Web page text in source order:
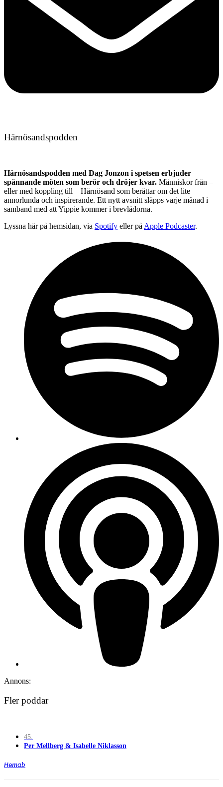
Härnösandspodden
Härnösandspodden med Dag Jonzon i spetsen erbjuder
spännande möten som berör och dröjer kvar. Människor från –
eller med koppling till – Härnösand som berättar om det lite
annorlunda och inspirerande. Ett nytt avsnitt släpps varje månad i
samband med att Yippie kommer i brevlådorna.
Lyssna här på hemsidan, via Spotify eller på Apple Podcaster.
Annons:
Fler poddar
45.
Per Mellberg & Isabelle Niklasson
Hemab